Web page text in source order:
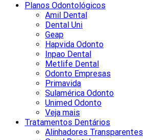
Planos Odontológicos
Amil Dental
Dental Uni
Geap
Hapvida Odonto
Inpao Dental
Metlife Dental
Odonto Empresas
Primavida
Sulamérica Odonto
Unimed Odonto
Veja mais
Tratamentos Dentários
Alinhadores Transparentes